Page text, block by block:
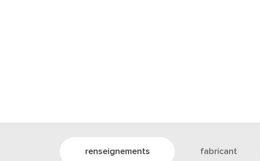
renseignements fabricant